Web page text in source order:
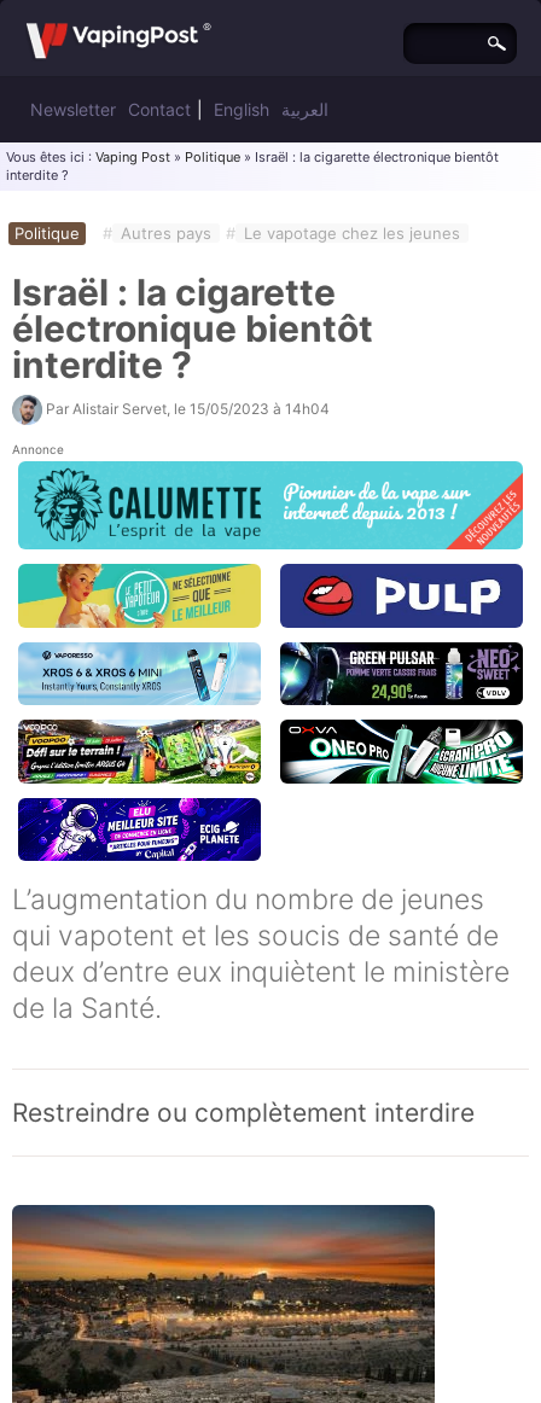
Newsletter Contact English العربية
Vous êtes ici : Vaping Post » Politique » Israël : la cigarette électronique bientôt
interdite ?
Politique # Autres pays # Le vapotage chez les jeunes
Israël : la cigarette
électronique bientôt
interdite ?
Par Alistair Servet , le 15/05/2023 à 14h04
Annonce
L’augmentation du nombre de jeunes
qui vapotent et les soucis de santé de
deux d’entre eux inquiètent le ministère
de la Santé.
Restreindre ou complètement interdire